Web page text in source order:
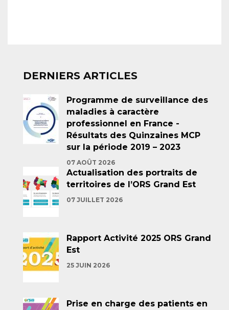
DERNIERS ARTICLES
Programme de surveillance des
maladies à caractère
professionnel en France -
Résultats des Quinzaines MCP
sur la période 2019 – 2023
07 AOÛT 2026
Actualisation des portraits de
territoires de l’ORS Grand Est
07 JUILLET 2026
Rapport Activité 2025 ORS Grand
Est
25 JUIN 2026
Prise en charge des patients en